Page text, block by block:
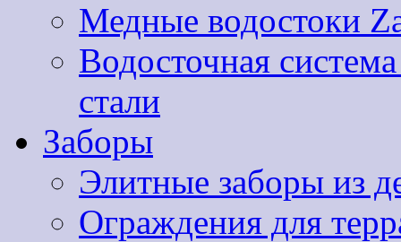
Медные водостоки
Водосточная
стали
Заборы
Элитные заборы из
Ограждения для